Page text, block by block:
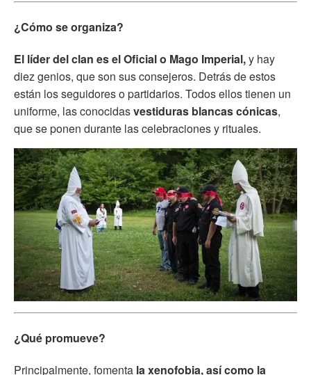
¿Cómo se organiza?
El líder del clan es el Oficial o Mago Imperial,y hay
diez genios, que son sus consejeros. Detrás de estos
están los seguidores o partidarios. Todos ellos tienen un
uniforme, las conocidasvestiduras blancas cónicas,
que se ponen durante las celebraciones y rituales.
¿Qué promueve?
Principalmente, fomenta la xenofobia, así como la